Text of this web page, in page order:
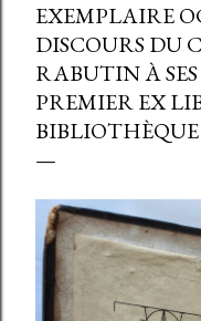
EXEMPLAIRE
DISCOURS DU
RABUTIN À
PREMIER EX